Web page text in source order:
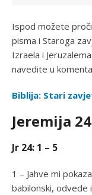
Ispod možete
pisma i Staroga
Izraela i Jeruzalema.
navedite u
Biblija: Stari
Jeremija 24
Jr 24: 1 – 5
1 – Jahve mi
babilonski, odvede